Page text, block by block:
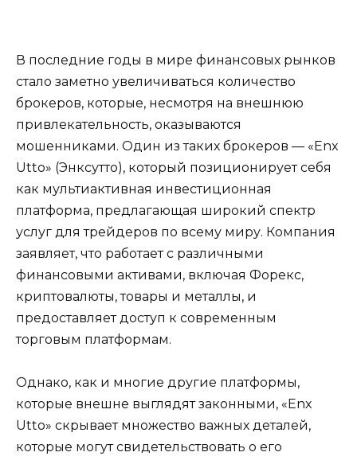
В последние годы в мире финансовых рынков
стало заметно увеличиваться количество
брокеров, которые, несмотря на внешнюю
привлекательность, оказываются
мошенниками. Один из таких брокеров — «Enx
Utto» (Энксутто), который позиционирует себя
как мультиактивная инвестиционная
платформа, предлагающая широкий спектр
услуг для трейдеров по всему миру. Компания
заявляет, что работает с различными
финансовыми активами, включая Форекс,
криптовалюты, товары и металлы, и
предоставляет доступ к современным
торговым платформам.
Однако, как и многие другие платформы,
которые внешне выглядят законными, «Enx
Utto» скрывает множество важных деталей,
которые могут свидетельствовать о его